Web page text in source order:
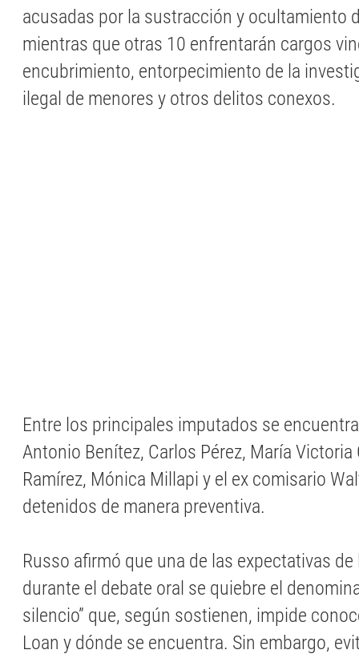
acusadas por la sustracción y ocultamiento
mientras que otras 10 enfrentarán cargos
encubrimiento, entorpecimiento de la
ilegal de menores y otros delitos conexos.
Entre los principales imputados se
Antonio Benítez, Carlos Pérez, María Victoria
Ramírez, Mónica Millapi y el ex comisario
detenidos de manera preventiva.
Russo afirmó que una de las expectativas
durante el debate oral se quiebre el
silencio” que, según sostienen, impide
Loan y dónde se encuentra. Sin embargo,